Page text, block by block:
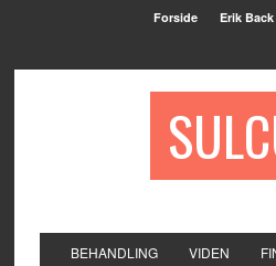
Forside Erik Back
BEHANDLING VIDEN